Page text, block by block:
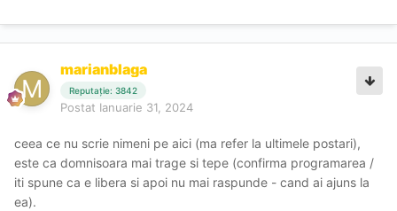
marianblaga
Reputație: 3842
Postat Ianuarie 31, 2024
ceea ce nu scrie nimeni pe aici (ma refer la ultimele postari),
este ca domnisoara mai trage si tepe (confirma programarea /
iti spune ca e libera si apoi nu mai raspunde - cand ai ajuns la
ea).